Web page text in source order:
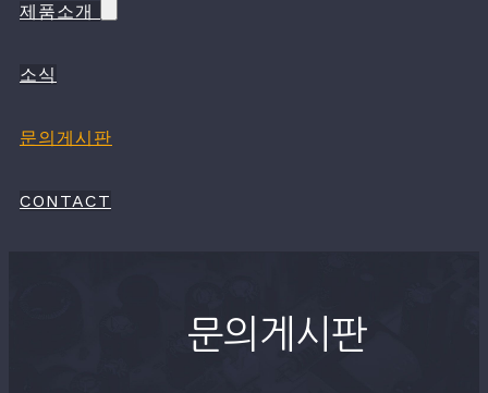
제품소개
소식
문의게시판
CONTACT
문의게시판